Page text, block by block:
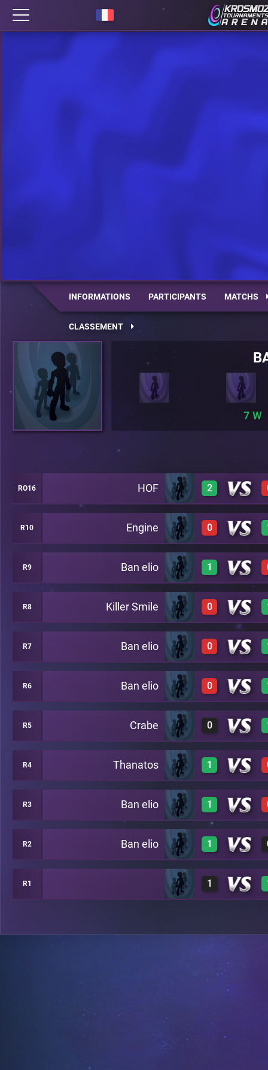
INFORMATIONS PARTICIPANTS MATCHS
CLASSEMENT
7
RO16 HOF 2
3 C6
3 C6
C22
R10 Engine 0
2 C36
R9 Ban elio 1
3 C5
R8 Killer Smile 0
0 C26
R7 Ban elio 0
0 C27
R6 Ban elio 0
0 C43
R5 Crabe 0
0 C45
R4 Thanatos 1
3 C39
R3 Ban elio 1
3 C19
R2 Ban elio 1
3 C14
R1 1